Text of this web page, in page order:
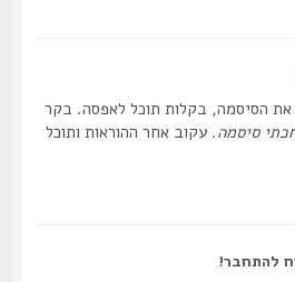
בקלות תוכל לאפסה. בקר
. עקוב אחר ההוראות ותוכל